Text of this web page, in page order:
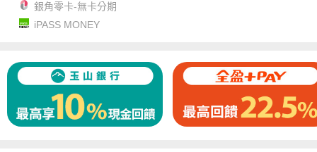
銀角零卡-無卡分期
iPASS MONEY